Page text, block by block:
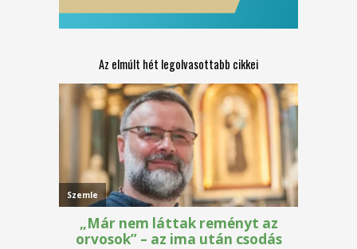
Az elmúlt hét legolvasottabb cikkei